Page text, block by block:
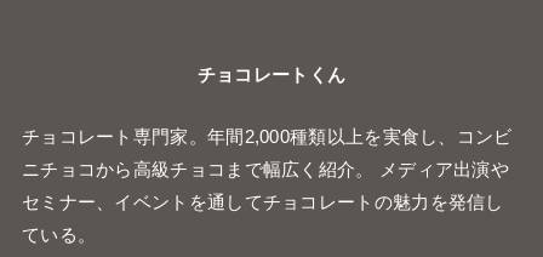
チョコレートくん
チョコレート専門家。年間2,000種類以上を実食し、コンビ
ニチョコから高級チョコまで幅広く紹介。 メディア出演や
セミナー、イベントを通してチョコレートの魅力を発信し
ている。